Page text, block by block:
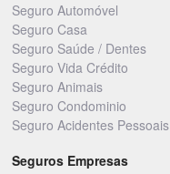
Seguro Automóvel
Seguro Casa
Seguro Saúde / Dentes
Seguro Vida Crédito
Seguro Animais
Seguro Condominio
Seguro Acidentes Pessoais
Seguros Empresas